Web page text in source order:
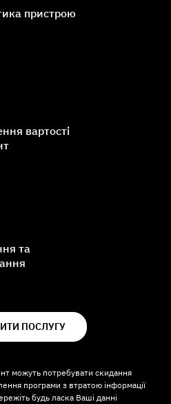
пристрою
вартості
та
ПОСЛУГУ
можуть потребувати скидання
програми з втратою інформації
будь ласка Ваші данні